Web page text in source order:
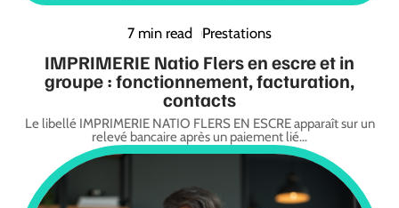
7 min read Prestations
IMPRIMERIE Natio Flers en escre et in
groupe : fonctionnement, facturation,
contacts
Le libellé IMPRIMERIE NATIO FLERS EN ESCRE apparaît sur un
relevé bancaire après un paiement lié…